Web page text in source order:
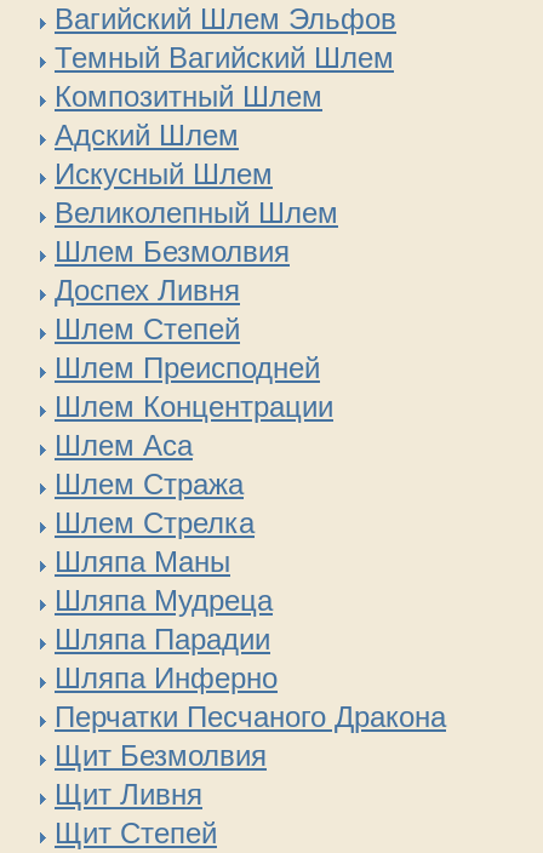
Вагийский Шлем Эльфов
Темный Вагийский Шлем
Композитный Шлем
Адский Шлем
Искусный Шлем
Великолепный Шлем
Шлем Безмолвия
Доспех Ливня
Шлем Степей
Шлем Преисподней
Шлем Концентрации
Шлем Аса
Шлем Стража
Шлем Стрелка
Шляпа Маны
Шляпа Мудреца
Шляпа Парадии
Шляпа Инферно
Перчатки Песчаного Дракона
Щит Безмолвия
Щит Ливня
Щит Степей